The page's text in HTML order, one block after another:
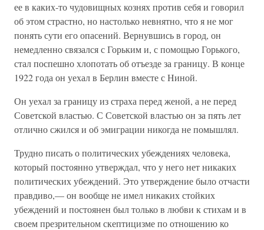
ее в каких-то чудовищных кознях против себя и говорил
об этом страстно, но настолько невнятно, что я не мог
понять сути его опасений. Вернувшись в город, он
немедленно связался с Горьким и, с помощью Горького,
стал поспешно хлопотать об отъезде за границу. В конце
1922 года он уехал в Берлин вместе с Ниной.
Он уехал за границу из страха перед женой, а не перед
Советской властью. С Советской властью он за пять лет
отлично сжился и об эмиграции никогда не помышлял.
Трудно писать о политических убеждениях человека,
который постоянно утверждал, что у него нет никаких
политических убеждений. Это утверждение было отчасти
правдиво,— он вообще не имел никаких стойких
убеждений и постоянен был только в любви к стихам и в
своем презрительном скептицизме по отношению ко